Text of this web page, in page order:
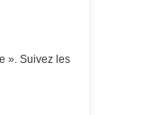
». Suivez les